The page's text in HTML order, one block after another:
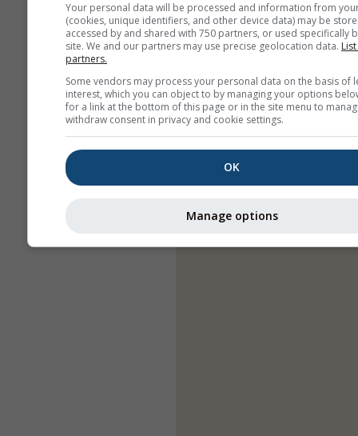
Your personal data will be processed and information from
(cookies, unique identifiers, and other device data) may be
accessed by and shared with 750 partners, or used specifically
site. We and our partners may use precise geolocation data.
partners.
Some vendors may process your personal data on the basis of
interest, which you can object to by managing your options
for a link at the bottom of this page or in the site menu to
withdraw consent in privacy and cookie settings.
OK
Manage options